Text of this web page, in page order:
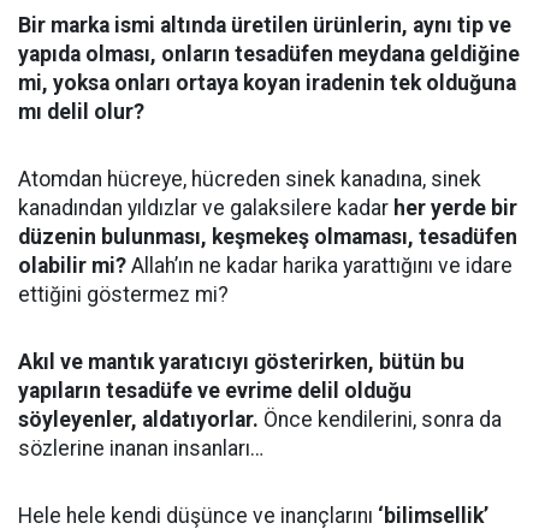
Bir marka ismi altında üretilen ürünlerin, aynı tip ve
yapıda olması, onların tesadüfen meydana geldiğine
mi, yoksa onları ortaya koyan iradenin tek olduğuna
mı delil olur?
Atomdan hücreye, hücreden sinek kanadına, sinek
kanadından yıldızlar ve galaksilere kadar her yerde bir
düzenin bulunması, keşmekeş olmaması, tesadüfen
olabilir mi? Allah’ın ne kadar harika yarattığını ve idare
ettiğini göstermez mi?
Akıl ve mantık yaratıcıyı gösterirken, bütün bu
yapıların tesadüfe ve evrime delil olduğu
söyleyenler, aldatıyorlar. Önce kendilerini, sonra da
sözlerine inanan insanları…
Hele hele kendi düşünce ve inançlarını ‘bilimsellik’